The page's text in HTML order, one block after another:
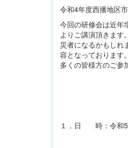
令和4年度西播地区
今回の研修会は近年
よりご講演頂きます
災者になるかもしれ
容となっております
多くの皆様方のご参
１．日 時：令和5